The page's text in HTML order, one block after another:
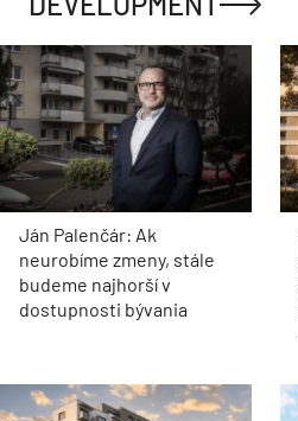
Ján Palenčár: Ak
neurobíme zmeny, stále
budeme najhorší v
dostupnosti bývania